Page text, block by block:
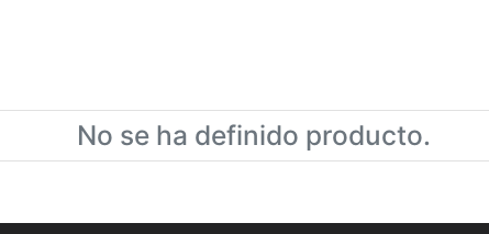
No se ha definido producto.